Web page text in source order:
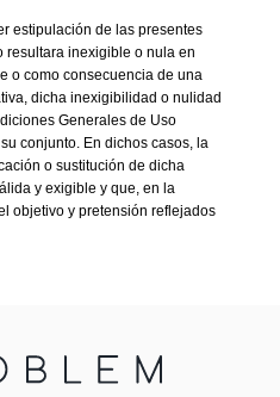
estipulación de las presentes
resultara inexigible o nula en
o como consecuencia de una
dicha inexigibilidad o nulidad
Generales de Uso
conjunto. En dichos casos, la
o sustitución de dicha
y exigible y que, en la
objetivo y pretensión reflejados